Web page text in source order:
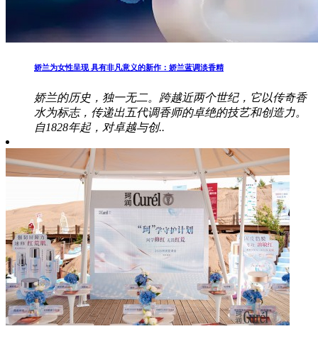
娇兰为女性呈现 具有非凡意义的新作：娇兰蓝调淡香精
娇兰的历史，独一无二。跨越近两个世纪，它以传奇香
水为标志，传递出五代调香师的卓绝的技艺和创造力。
自1828年起，对卓越与创..